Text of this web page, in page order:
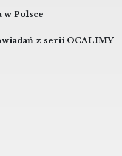
Polsce
z serii OCALIMY